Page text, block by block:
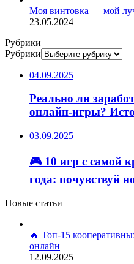
Моя винтовка — мой
23.05.2024
Рубрики
Рубрики
04.09.2025
Реально ли
онлайн-игры?
03.09.2025
🎮 10 игр с самой
года: почувствуй
Новые статьи
🔥 Топ-15
онлайн
12.09.2025